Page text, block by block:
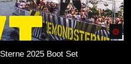
2025 Boot Set